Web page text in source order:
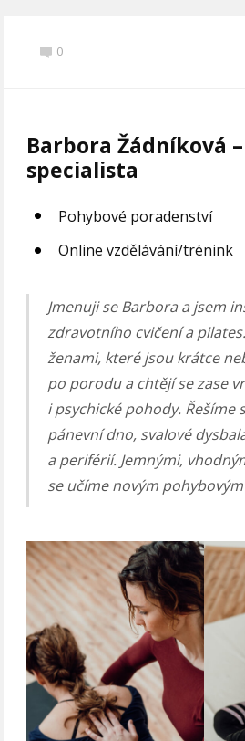
0
Barbora Žádníková
specialista
Pohybové poradenství
Online vzdělávání/trénink
Jmenuji se Barbora a jsem
zdravotního cvičení a
ženami, které jsou krátce
po porodu a chtějí se zase
i psychické pohody. Řešíme
pánevní dno, svalové
a periférií. Jemnými,
se učíme novým